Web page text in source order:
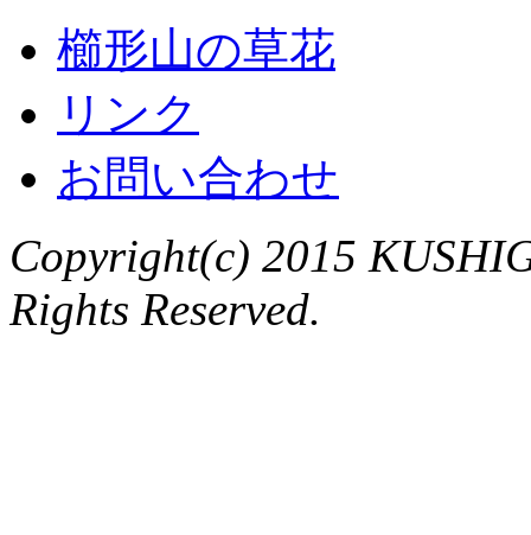
櫛形山の草花
リンク
お問い合わせ
Copyright(c) 2015
Rights Reserved.